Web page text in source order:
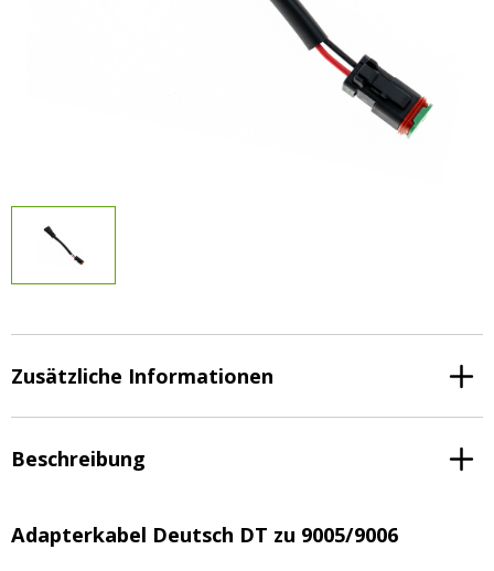
Agrarled Blog
info@agrarled.de
Zusätzliche Informationen
Beschreibung
Adapterkabel Deutsch DT zu 9005/9006